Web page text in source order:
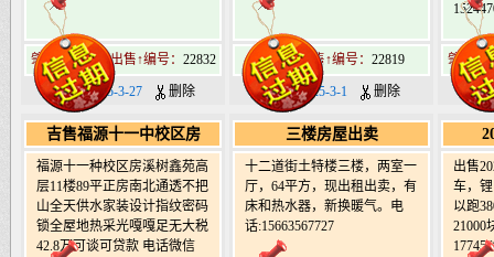
肇东南15道街出售↑编号： 22832
日期：2025-3-27 删除
肇东市出售↑编号： 22819
日期：2025-3-1 删除
肇东北
日
吉售福源十一中校区房
福源十一种校区房溪树鑫苑高
层11楼89平正房南北通透不把
山全天供水家装设计指纹密码
锁全屋地热采光嘎嘎足无大税
42.8万可谈可贷款 电话微信
三楼房屋出卖
十二道街土特楼三楼，两室一
厅，64平方，现出租出卖，有
床和热水器，新换暖气。电
话:15663567727
出售
车，
以跑
21000